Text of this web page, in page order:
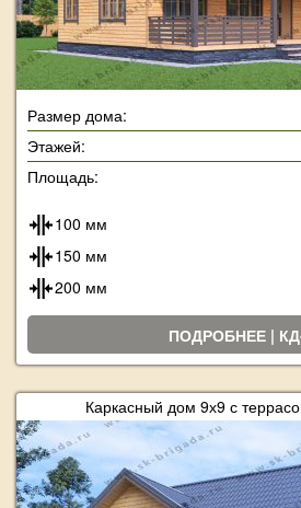
Размер дома:
Этажей:
Площадь:
100 мм
150 мм
200 мм
ПОДРОБНЕЕ |
Каркасный дом 9х9 с